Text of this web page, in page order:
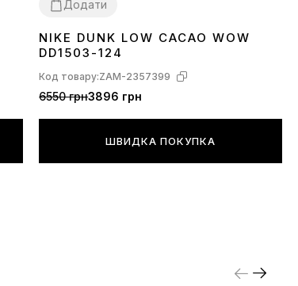
Додати
3637 383940 414243 4445
NIKE DUNK LOW CACAO WOW
DD1503-124
Код товару:ZAM-2357399
6550 грн3896 грн
ШВИДКА ПОКУПКА